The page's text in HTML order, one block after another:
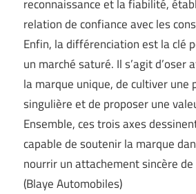
reconnaissance et la fiabilité,
relation de confiance avec les
Enfin, la différenciation est la clé
un marché saturé. Il s’agit d’oser
la marque unique, de cultiver une
singulière et de proposer une
Ensemble, ces trois axes
capable de soutenir la marque
nourrir un attachement sincère
(Blaye Automobiles)